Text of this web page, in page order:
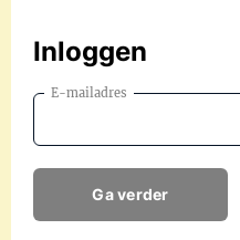
Inloggen
E-mailadres
Ga verder